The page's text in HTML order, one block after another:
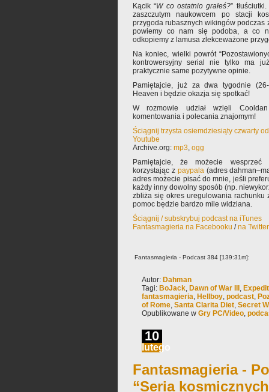
Kącik “W co ostatnio grałeś?”
zaszczutym naukowcem po stacji
przygoda rubasznych wikingów podczas
powiemy co nam się podoba, a co
odkopiemy z lamusa zlekceważone
Na koniec, wielki powrót
kontrowersyjny serial nie tylko ma
praktycznie same pozytywne opinie.
Pamiętajcie, już za dwa tygodnie
Heaven i będzie okazja się spotkać!
W rozmowie udział wzięli
komentowania i polecania znajomym!
Ściągnij trzysta osiemdziesiąty czwarty
Youtube
Archive.org: mp3, ogg
Pamiętajcie, że możecie wesprzeć
korzystając z paypala(adres
adres możecie pisać do mnie, jeśli
każdy inny dowolny sposób (np.
zbliża się okres uregulowania rachunku
pomoc będzie bardzo mile widziana.
Ściągnij / subskrybuj podcast na iTunes
Fantasmagieria na Facebooku /na
Fantasmagieria - Podcast 384 [139:31m]:
Autor: Dahman
Tagi: BoJack, Dawn of War III ,
fantasmagieria, Hellboy, podcast,
of Rome, Santa Clarita Diet, Secret
Opublikowane w Gry PC/Video,
10
lutego
Fantasmagieria -
“Seria